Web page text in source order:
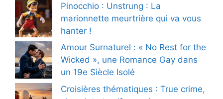
Pinocchio : Unstrung : La
marionnette meurtrière qui va vous
hanter !
Amour Surnaturel : « No Rest for the
Wicked », une Romance Gay dans
un 19e Siècle Isolé
Croisières thématiques : True crime,